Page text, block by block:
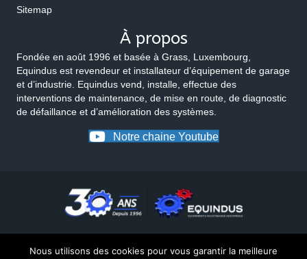
Sitemap
À propos
Fondée en août 1996 et basée à Grass, Luxembourg,
Equindus est revendeur et installateur d’équipement de garage
et d’industrie. Equindus vend, installe, effectue des
interventions de maintenance, de mise en route, de diagnostic
de défaillance et d’amélioration des systèmes.
Notre chaine Youtube
Nous utilisons des cookies pour vous garantir la meilleure